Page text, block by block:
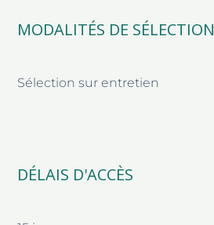
MODALITÉS DE SÉLECTION
Sélection sur entretien
DÉLAIS D'ACCÈS